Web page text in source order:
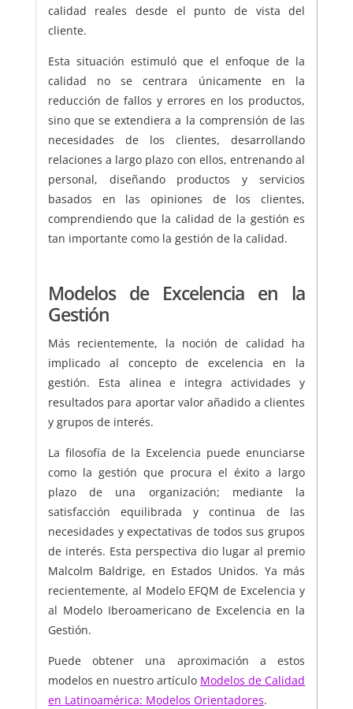
calidad reales desde el punto de vista del
cliente.
Esta situación estimuló que el enfoque de la
calidad no se centrara únicamente en la
reducción de fallos y errores en los productos,
sino que se extendiera a la comprensión de las
necesidades de los clientes, desarrollando
relaciones a largo plazo con ellos, entrenando al
personal, diseñando productos y servicios
basados en las opiniones de los clientes,
comprendiendo que la calidad de la gestión es
tan importante como la gestión de la calidad.
Modelos de Excelencia en la
Gestión
Más recientemente, la noción de calidad ha
implicado al concepto de excelencia en la
gestión. Esta alinea e integra actividades y
resultados para aportar valor añadido a clientes
y grupos de interés.
La filosofía de la Excelencia puede enunciarse
como la gestión que procura el éxito a largo
plazo de una organización; mediante la
satisfacción equilibrada y continua de las
necesidades y expectativas de todos sus grupos
de interés. Esta perspectiva dio lugar al premio
Malcolm Baldrige, en Estados Unidos. Ya más
recientemente, al Modelo EFQM de Excelencia y
al Modelo Iberoamericano de Excelencia en la
Gestión.
Puede obtener una aproximación a estos
modelos en nuestro artículo Modelos de Calidad
en Latinoamérica: Modelos Orientadores.